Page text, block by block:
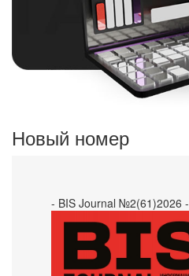
Новый номер
- BIS Journal №2(61)2026 -